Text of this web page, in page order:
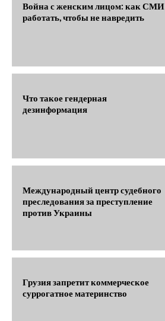
Война с женским лицом: как СМИ
работать, чтобы не навредить
Что такое гендерная
дезинформация
Международный центр судебного
преследования за преступление
против Украины
Грузия запретит коммерческое
суррогатное материнство